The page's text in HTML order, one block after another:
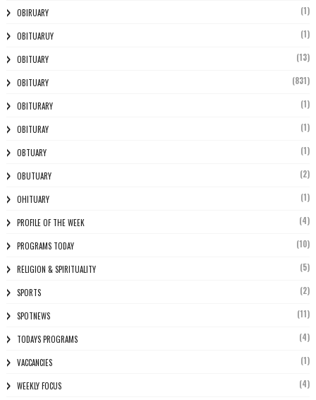
OBIRUARY (1)
OBITUARUY (1)
OBITUARY (13)
OBITUARY (831)
OBITURARY (1)
OBITURAY (1)
OBTUARY (1)
OBUTUARY (2)
OHITUARY (1)
PROFILE OF THE WEEK (4)
PROGRAMS TODAY (10)
RELIGION & SPIRITUALITY (5)
SPORTS (2)
SPOTNEWS (11)
TODAYS PROGRAMS (4)
VACCANCIES (1)
WEEKLY FOCUS (4)